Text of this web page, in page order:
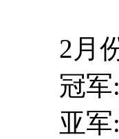
2月
冠军:
亚军: